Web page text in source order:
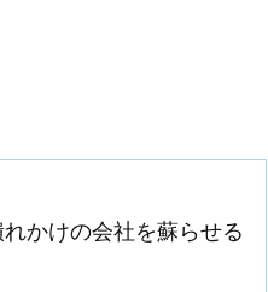
かけの会社を蘇らせる